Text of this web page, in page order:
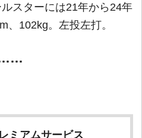
スターには21年から24年
、102kg。左投左打。
……
ミアムサービス